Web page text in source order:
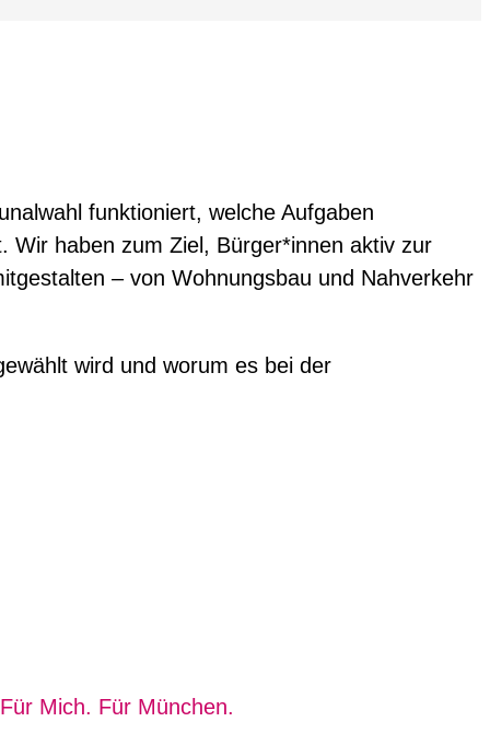
funktioniert, welche Aufgaben
Wir haben zum Ziel, Bürger*innen aktiv zur
– von Wohnungsbau und Nahverkehr
wird und worum es bei der